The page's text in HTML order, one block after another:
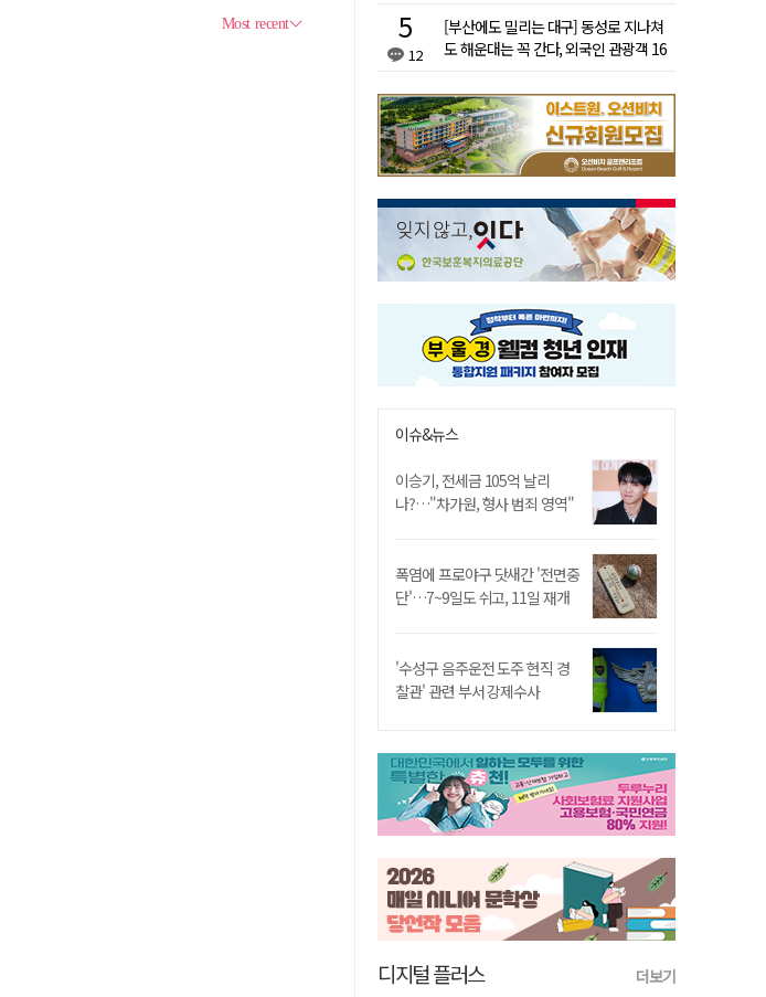
12
[부산에도 밀리는 대구] 동성로 지나쳐
도 해운대는 꼭 간다, 외국인 관광객 16
이슈&뉴스
이승기, 전세금 105억 날리
나?…"차가원, 형사 범죄 영역"
폭염에 프로야구 닷새간 '전면중
단'…7~9일도 쉬고, 11일 재개
'수성구 음주운전 도주 현직 경
찰관' 관련 부서 강제수사
디지털 플러스 더보기